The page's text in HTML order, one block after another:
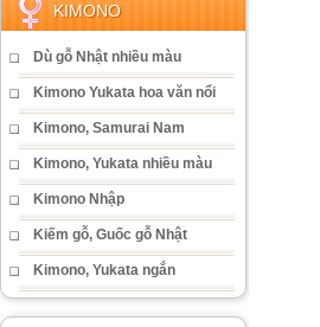
KIMONO
Dù gỗ Nhật nhiều màu
Kimono Yukata hoa văn nổi
Kimono, Samurai Nam
Kimono, Yukata nhiều màu
Kimono Nhập
Kiếm gỗ, Guốc gỗ Nhật
Kimono, Yukata ngắn